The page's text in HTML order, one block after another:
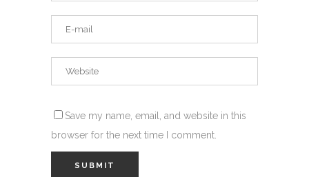
Save my name, email, and website in this
browser for the next time I comment.